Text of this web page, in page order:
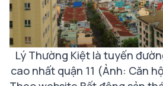
Lý Thường Kiệt là tuyến
cao nhất quận 11 (Ảnh: Căn